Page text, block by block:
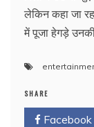
लेकिन कहा जा
में पूजा हेगड़े
SHARE
Facebook